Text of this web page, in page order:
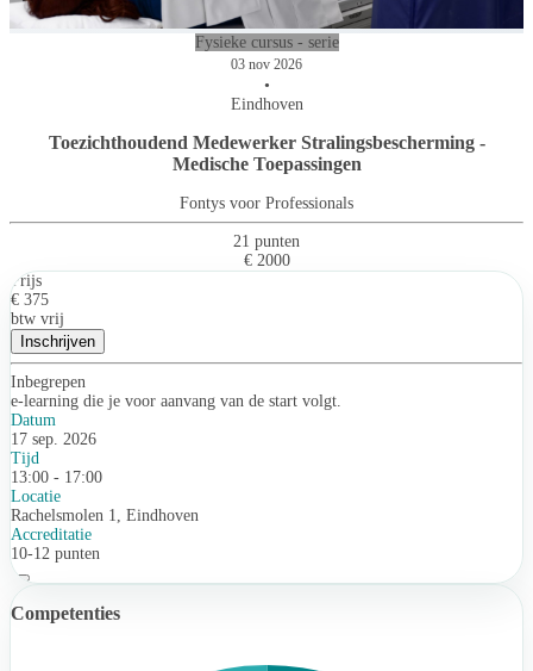
Fysieke cursus - serie
03 nov 2026
•
Eindhoven
Toezichthoudend Medewerker Stralingsbescherming -
Medische Toepassingen
Fontys voor Professionals
21 punten
€ 2000
Prijs
€ 375
btw vrij
Inschrijven
Inbegrepen
e-learning die je voor aanvang van de start volgt.
Datum
17 sep. 2026
Tijd
13:00 - 17:00
Locatie
Rachelsmolen 1, Eindhoven
Accreditatie
10-12 punten
Competenties